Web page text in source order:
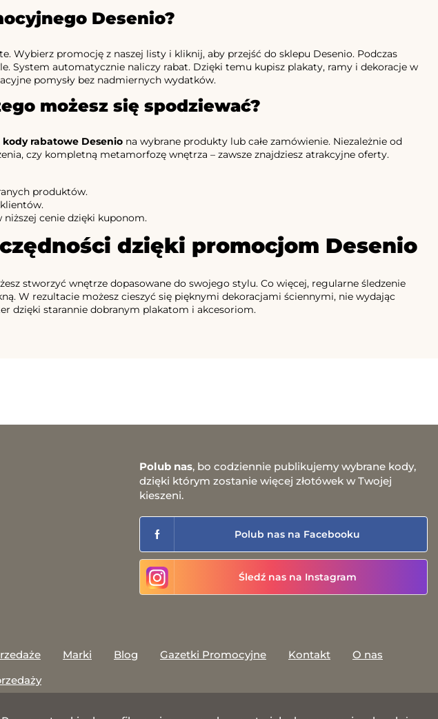
Desenio?
Wybierz promocję z naszej listy i kliknij, aby przejść do sklepu Desenio. Podczas
System automatycznie naliczy rabat. Dzięki temu kupisz plakaty, ramy i dekoracje w
pomysły bez nadmiernych wydatków.
możesz się spodziewać?
kody rabatowe Desenio na wybrane produkty lub całe zamówienie. Niezależnie od
czy kompletną metamorfozę wnętrza – zawsze znajdziesz atrakcyjne oferty.
produktów.
cenie dzięki kuponom.
dzięki promocjom Desenio
stworzyć wnętrze dopasowane do swojego stylu. Co więcej, regularne śledzenie
W rezultacie możesz cieszyć się pięknymi dekoracjami ściennymi, nie wydając
dzięki starannie dobranym plakatom i akcesoriom.
Polub nas, bo codziennie publikujemy wybrane kody,
dzięki którym zostanie więcej złotówek w Twojej
kieszeni.
Polub nas na Facebooku
Śledź nas na Instagram
Marki Blog Gazetki Promocyjne Kontakt
O nas